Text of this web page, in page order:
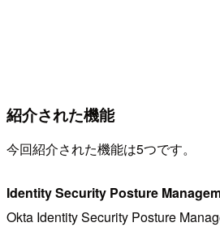
紹介された機能
今回紹介された機能は5つです。
Identity Security Posture
Okta Identity Security Posture